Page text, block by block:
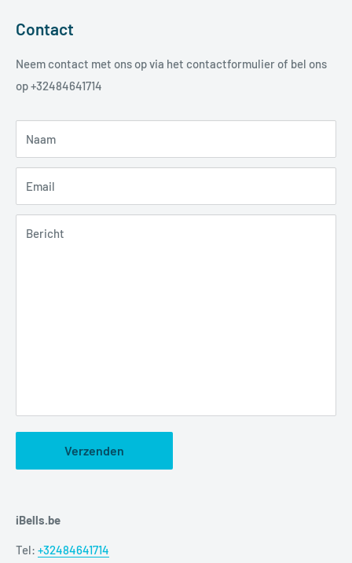
Contact
Neem contact met ons op via het contactformulier of bel ons
op+32484641714
Naam
Email
Bericht
Verzenden
iBells.be
Tel: +32484641714